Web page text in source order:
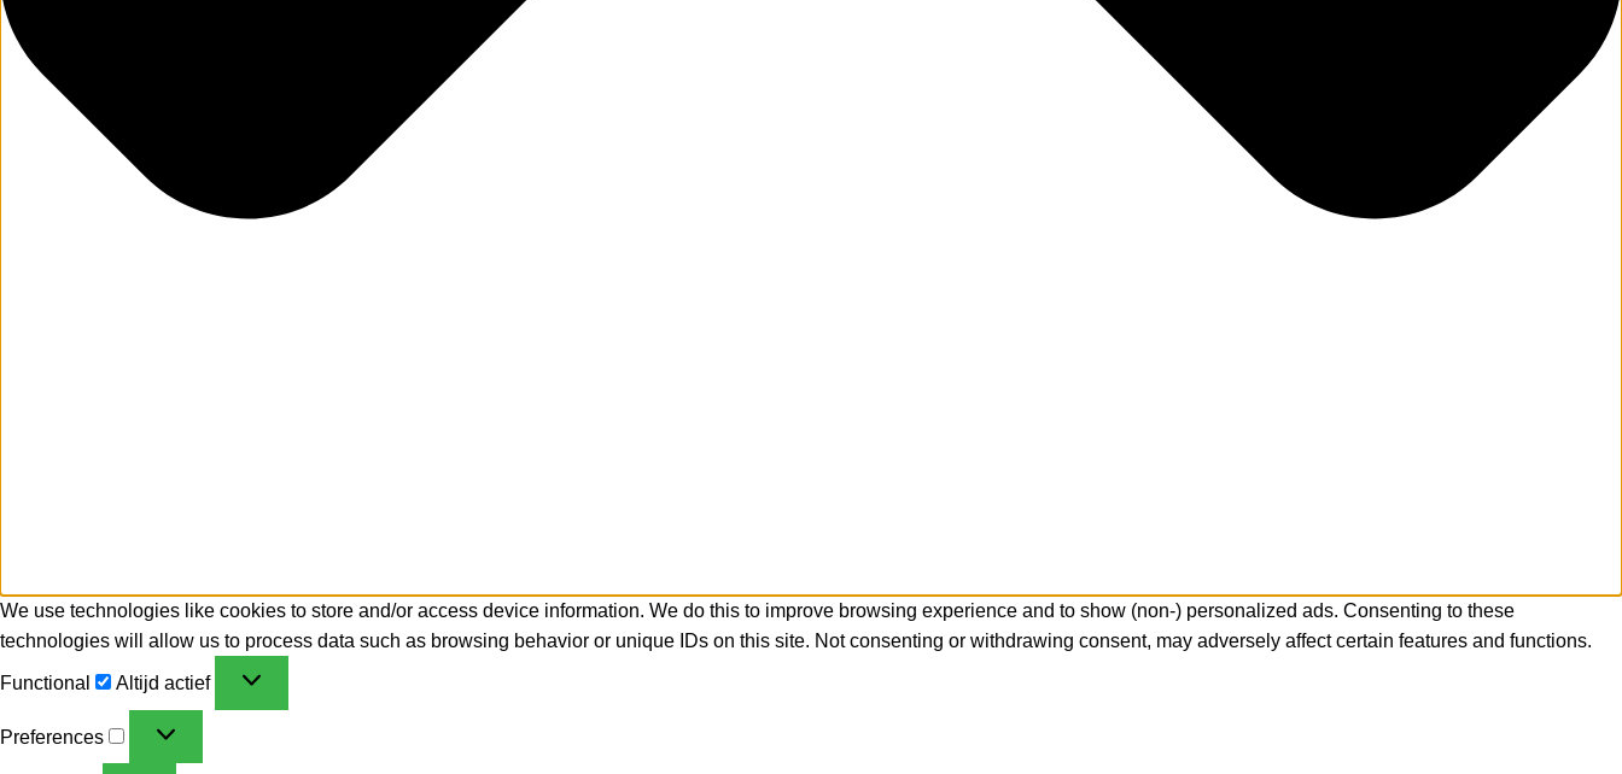
We use technologies like cookies to store and/or access device information. We do this to improve browsing experience and to show (non-) personalized ads. Consenting to these
technologies will allow us to process data such as browsing behavior or unique IDs on this site. Not consenting or withdrawing consent, may adversely affect certain features and functions.
Functional Altijd actief
Preferences